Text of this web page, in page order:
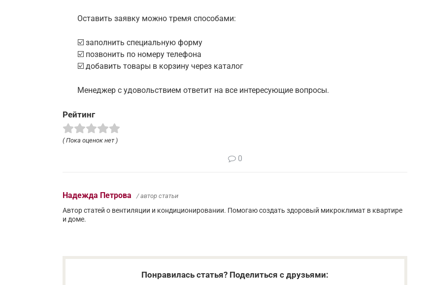
Оставить заявку можно тремя способами:
☑️ заполнить специальную форму
☑️ позвонить по номеру телефона
☑️ добавить товары в корзину через каталог
Менеджер с удовольствием ответит на все интересующие вопросы.
Рейтинг
( Пока оценок нет )
0
Надежда Петрова / автор статьи
Автор статей о вентиляции и кондиционировании. Помогаю создать здоровый микроклимат в квартире
и доме.
Понравилась статья? Поделиться с друзьями: